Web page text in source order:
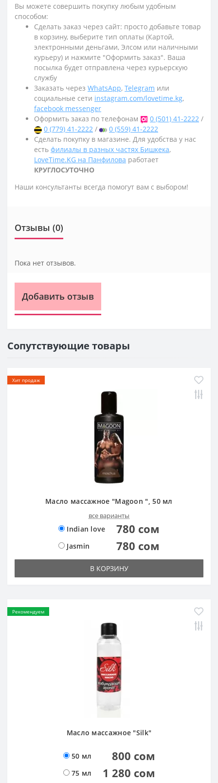
Вы можете совершить покупку любым удобным
способом:
Сделать заказ через сайт: просто добавьте товар
в корзину, выберите тип оплаты (Картой,
электронными деньгами, Элсом или наличными
курьеру) и нажмите "Оформить заказ". Ваша
посылка будет отправлена через курьерскую
службу
Заказать через WhatsApp, Telegram или
социальные сети instagram.com/lovetime.kg,
facebook messenger
Оформить заказ по телефонам
0 (501) 41-2222 /
0 (779) 41-2222 /
0 (559) 41-2222
Сделать покупку в магазине. Для удобства у нас
есть филиалы в разных частях Бишкека,
LoveTime.KG на Панфилова работает
КРУГЛОСУТОЧНО
Наши консультанты всегда помогут вам с выбором!
Отзывы (0)
Пока нет отзывов.
Добавить отзыв
Сопутствующие товары
Хит продаж
Масло массажное "Magoon ", 50 мл
все варианты
Indian love 780 сом
Jasmin 780 сом
В КОРЗИНУ
Рекомендуем
Масло массажное "Silk"
50 мл 800 сом
75 мл 1 280 сом